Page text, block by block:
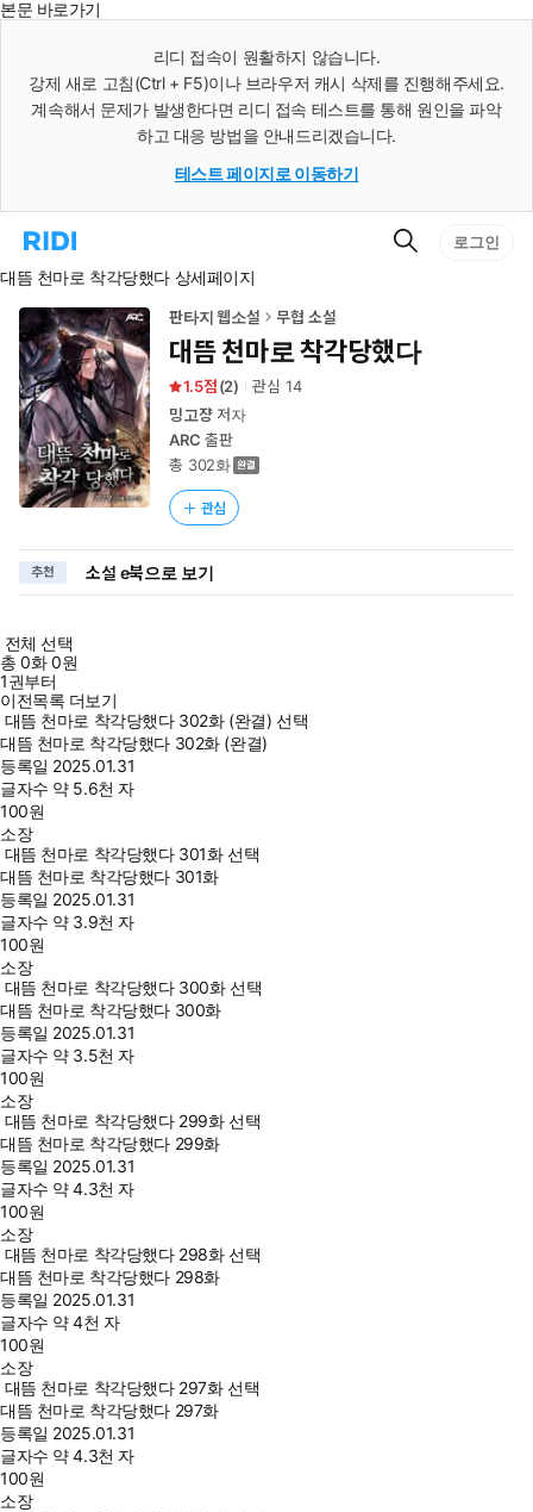
본문 바로가기
리디 접속이 원활하지 않습니다.
강제 새로 고침(Ctrl + F5)이나 브라우저 캐시 삭제를 진행해주세요.
계속해서 문제가 발생한다면 리디 접속 테스트를 통해 원인을 파악
하고 대응 방법을 안내드리겠습니다.
테스트 페이지로 이동하기
리
홈
로
이
동
검
로그인
대뜸 천마로 착각당했다 상세페이지
판타지 웹소설 무협 소설
대뜸 천마로 착각당했다
1.5 (2) 관심 14
밍고쟝저자
ARC 출판
총 302화
관심
추천 소설 e북으로 보기
전체 선택
총0화0원
1권부터
이전목록 더보기
대뜸 천마로 착각당했다 302화 (완결) 선택
대뜸 천마로 착각당했다 302화 (완결)
등록일 2025.01.31
글자수 약 5.6천 자
100원
소장
대뜸 천마로 착각당했다 301화 선택
대뜸 천마로 착각당했다 301화
등록일 2025.01.31
글자수 약 3.9천 자
100원
소장
대뜸 천마로 착각당했다 300화 선택
대뜸 천마로 착각당했다 300화
등록일 2025.01.31
글자수 약 3.5천 자
100원
소장
대뜸 천마로 착각당했다 299화 선택
대뜸 천마로 착각당했다 299화
등록일 2025.01.31
글자수 약 4.3천 자
100원
소장
대뜸 천마로 착각당했다 298화 선택
대뜸 천마로 착각당했다 298화
등록일 2025.01.31
글자수 약 4천 자
100원
소장
대뜸 천마로 착각당했다 297화 선택
대뜸 천마로 착각당했다 297화
등록일 2025.01.31
글자수 약 4.3천 자
100원
소장